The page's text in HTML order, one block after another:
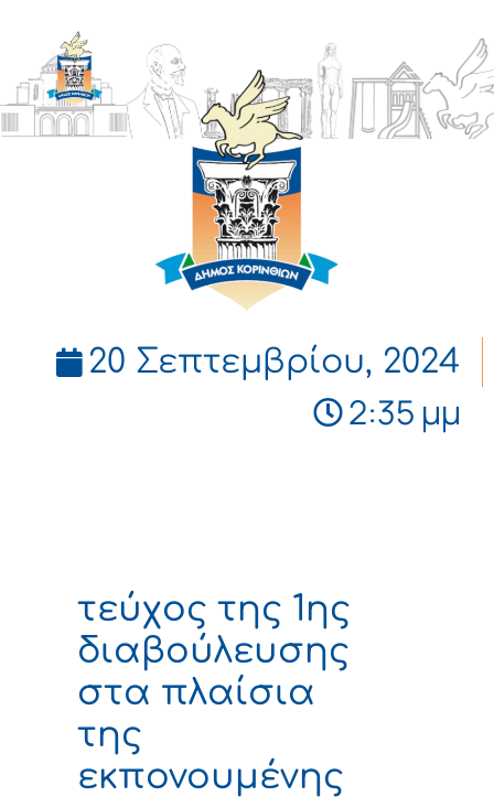
ΔΗΜΟΣ
ΚΟΡΙΝΘΙΩΝ
20 Σεπτεμβρίου, 2024
2:35 μμ
τεύχος της 1ης
διαβούλευσης
στα πλαίσια
της
εκπονουμένης